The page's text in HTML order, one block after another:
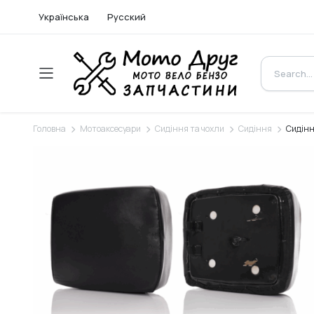
Українська Русский
Головна Мотоаксесуари Сидіння та чохли Сидіння